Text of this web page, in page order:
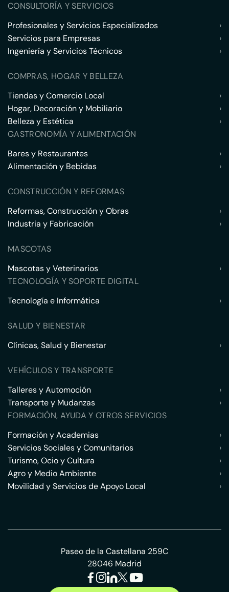
CONSULTORÍA Y SERVICIOS
Profesionales y Servicios Especializados
›
Servicios para Empresas
›
Ingeniería y Servicios Técnicos
›
COMPRAS, HOGAR Y BELLEZA
Tiendas y Comercio Local
›
Hogar, Decoración y Mobiliario
›
Belleza y Estética
›
GASTRONOMÍA Y ALIMENTACIÓN
Bares y Restaurantes
›
Alimentación y Bebidas
›
CONSTRUCCIÓN Y REFORMAS
Reformas, Construcción y Obras
›
Industria y Fabricación
›
MASCOTAS
Mascotas y Veterinarios
›
TECNOLOGÍA Y SOPORTE DIGITAL
Tecnología e Informática
›
SALUD Y BIENESTAR
Clínicas, Salud y Bienestar
›
VEHÍCULOS Y TRANSPORTE
Talleres y Automoción
›
Transporte y Mudanzas
›
FORMACIÓN, AYUDA Y OTROS SERVICIOS
Formación y Academias
›
Servicios Sociales y Comunitarios
›
Turismo, Ocio y Cultura
›
Agro y Medio Ambiente
›
Movilidad y Servicios de Apoyo Local
›
Paseo de la Castellana 259C
28046 Madrid